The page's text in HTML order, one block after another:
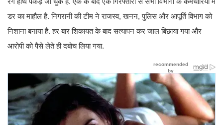
डर का माहौल है. निगरानी की टीम ने राजस्व, खनन, पुलिस और आपूर्ति विभाग को
निशाना बनाया है. हर बार शिकायत के बाद सत्यापन कर जाल बिछाया गया और
आरोपी को पैसे लेते ही दबोच लिया गया.